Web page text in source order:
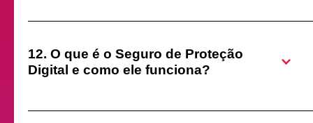
12. O que é o Seguro de Proteção
Digital e como ele funciona?